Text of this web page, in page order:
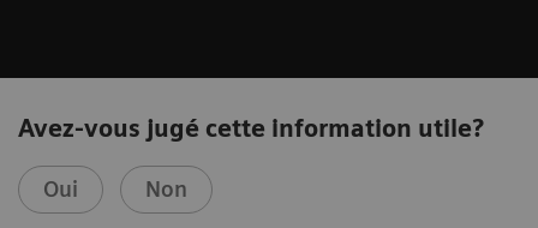
Avez-vous jugé cette information utile?
Oui Non